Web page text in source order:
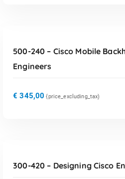
500-240 – Cisco Mobile
Engineers
€ 345,00 {price_excluding_tax)
300-420 – Designing Cisco